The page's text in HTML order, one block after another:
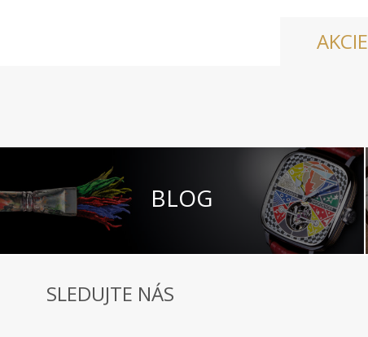
AKCIE
BLOG
SLEDUJTE NÁS